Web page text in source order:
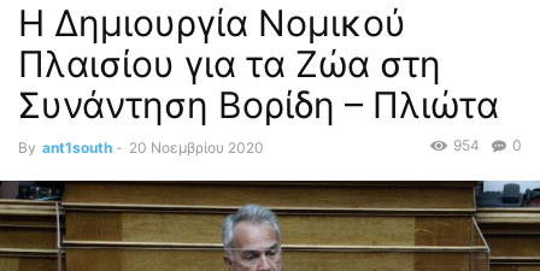
Η Δημιουργία Νομικού
Πλαισίου για τα Ζώα στη
Συνάντηση Βορίδη – Πλιώτα
By ant1south - 20 Νοεμβρίου 2020 0
954